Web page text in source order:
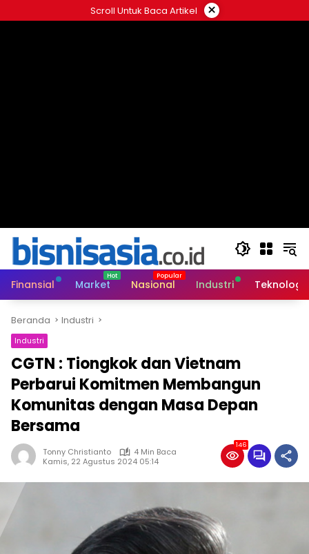
ke
Scroll Untuk Baca Artikel ×
Finansial Market Nasional Industri Teknologi
Beranda Industri
Industri
CGTN : Tiongkok dan Vietnam
Perbarui Komitmen Membangun
Komunitas dengan Masa Depan
Bersama
Tonny Christianto
4 Min Baca
Kamis, 22 Agustus 2024 05:14
146